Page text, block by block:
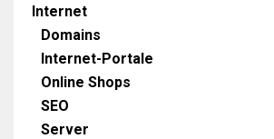
Internet
Domains
Internet-Portale
Online Shops
SEO
Server